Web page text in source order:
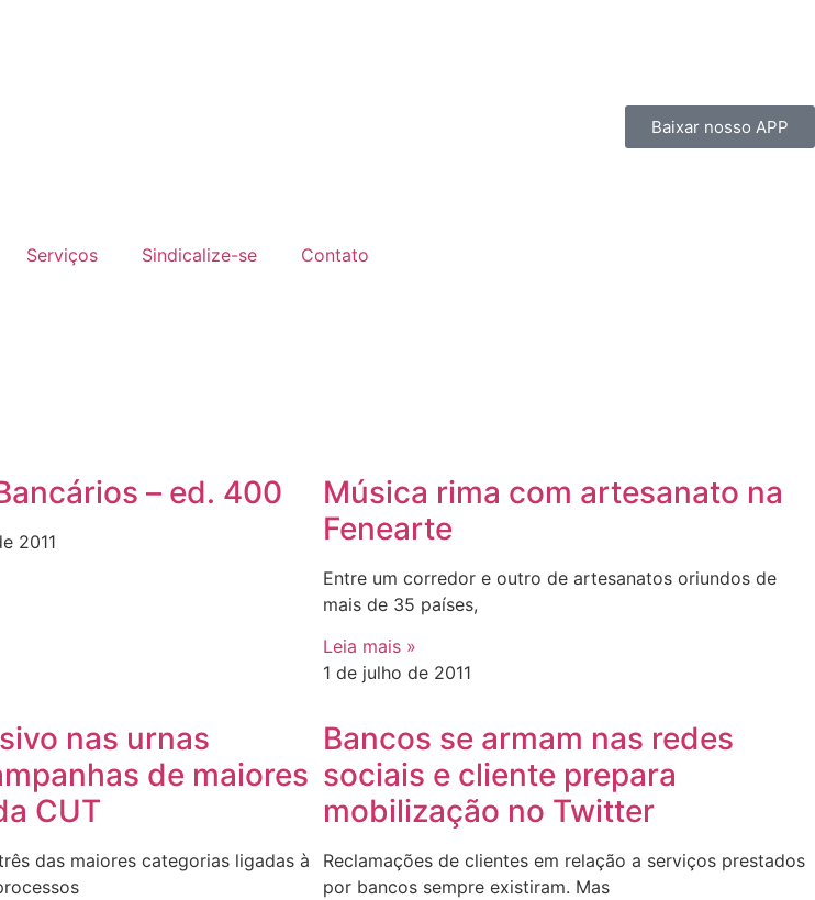
Baixar nosso APP
Serviços Sindicalize-se Contato
– ed. 400
2011
Música rima com artesanato na
Fenearte
Entre um corredor e outro de artesanatos oriundos de
mais de 35 países,
Leia mais »
1 de julho de 2011
nas urnas
de maiores
CUT
das maiores categorias ligadas à
Bancos se armam nas redes
sociais e cliente prepara
mobilização no Twitter
Reclamações de clientes em relação a serviços prestados
por bancos sempre existiram. Mas